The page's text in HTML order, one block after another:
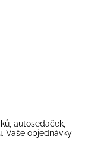
autosedaček,
Vaše objednávky